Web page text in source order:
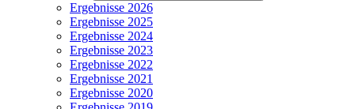
Ergebnisse 2026
Ergebnisse 2025
Ergebnisse 2024
Ergebnisse 2023
Ergebnisse 2022
Ergebnisse 2021
Ergebnisse 2020